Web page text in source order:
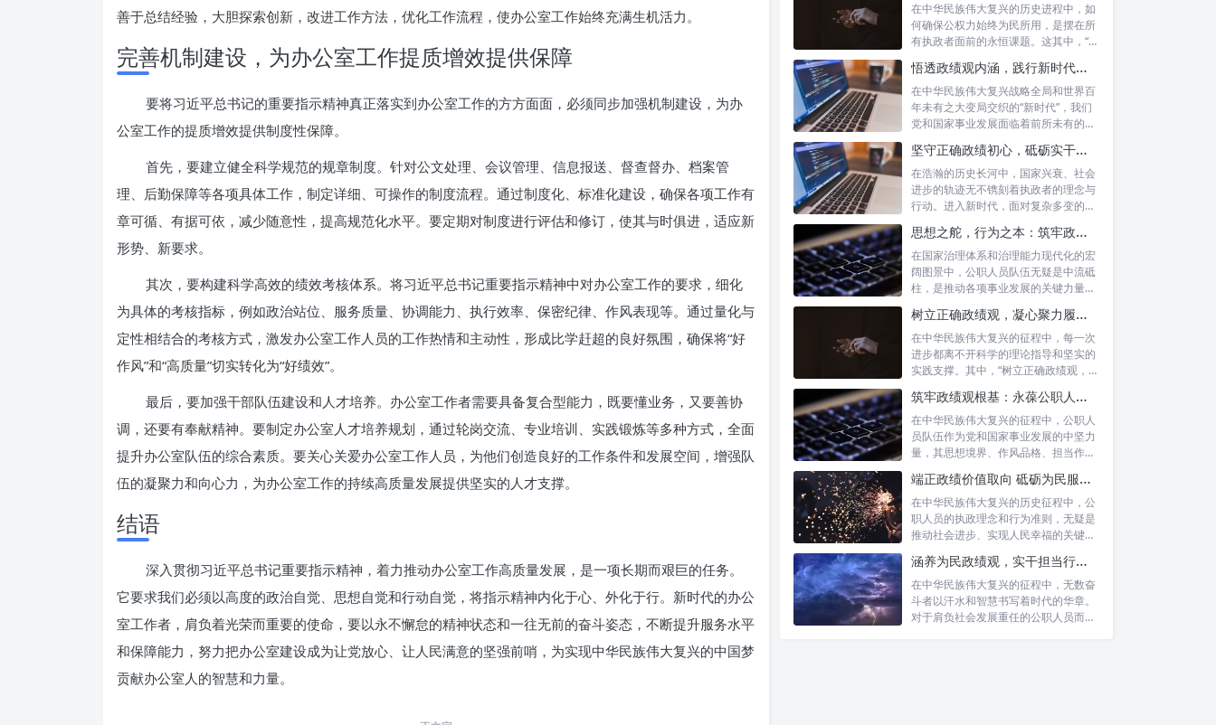
善于总结经验，大胆探索创新，改进工作方法，优化工作流程，使办公室工作始终充满生机活力。
完善机制建设，为办公室工作提质增效提供保障
要将习近平总书记的重要指示精神真正落实到办公室工作的方方面面，必须同步加强机制建设，为办
公室工作的提质增效提供制度性保障。
首先，要建立健全科学规范的规章制度。针对公文处理、会议管理、信息报送、督查督办、档案管
理、后勤保障等各项具体工作，制定详细、可操作的制度流程。通过制度化、标准化建设，确保各项工作有
章可循、有据可依，减少随意性，提高规范化水平。要定期对制度进行评估和修订，使其与时俱进，适应新
形势、新要求。
其次，要构建科学高效的绩效考核体系。将习近平总书记重要指示精神中对办公室工作的要求，细化
为具体的考核指标，例如政治站位、服务质量、协调能力、执行效率、保密纪律、作风表现等。通过量化与
定性相结合的考核方式，激发办公室工作人员的工作热情和主动性，形成比学赶超的良好氛围，确保将“好
作风”和“高质量”切实转化为“好绩效”。
最后，要加强干部队伍建设和人才培养。办公室工作者需要具备复合型能力，既要懂业务，又要善协
调，还要有奉献精神。要制定办公室人才培养规划，通过轮岗交流、专业培训、实践锻炼等多种方式，全面
提升办公室队伍的综合素质。要关心关爱办公室工作人员，为他们创造良好的工作条件和发展空间，增强队
伍的凝聚力和向心力，为办公室工作的持续高质量发展提供坚实的人才支撑。
结语
深入贯彻习近平总书记重要指示精神，着力推动办公室工作高质量发展，是一项长期而艰巨的任务。
它要求我们必须以高度的政治自觉、思想自觉和行动自觉，将指示精神内化于心、外化于行。新时代的办公
室工作者，肩负着光荣而重要的使命，要以永不懈怠的精神状态和一往无前的奋斗姿态，不断提升服务水平
和保障能力，努力把办公室建设成为让党放心、让人民满意的坚强前哨，为实现中华民族伟大复兴的中国梦
贡献办公室人的智慧和力量。
在中华民族伟大复兴的历史进程中，如
何确保公权力始终为民所用，是摆在所
有执政者面前的永恒课题。这其中，“坚
悟透政绩观内涵，践行新时代使命：书写高质量发展的时代答卷
在中华民族伟大复兴战略全局和世界百
年未有之大变局交织的“新时代”，我们
党和国家事业发展面临着前所未有的机
坚守正确政绩初心，砥砺实干担当精神：新时代高质量发展的核心引擎
在浩瀚的历史长河中，国家兴衰、社会
进步的轨迹无不镌刻着执政者的理念与
行动。进入新时代，面对复杂多变的国
思想之舵，行为之本：筑牢政绩观根基，永葆公职人员本色
在国家治理体系和治理能力现代化的宏
阔图景中，公职人员队伍无疑是中流砥
柱，是推动各项事业发展的关键力量。
树立正确政绩观，凝心聚力履职尽责：新时代下的治理智慧与实践路径
在中华民族伟大复兴的征程中，每一次
进步都离不开科学的理论指导和坚实的
实践支撑。其中，“树立正确政绩观，凝
筑牢政绩观根基：永葆公职人员本色的时代考量与实践路径
在中华民族伟大复兴的征程中，公职人
员队伍作为党和国家事业发展的中坚力
量，其思想境界、作风品格、担当作为
端正政绩价值取向 砥砺为民服务初心：新时代公仆的责任与担当
在中华民族伟大复兴的历史征程中，公
职人员的执政理念和行为准则，无疑是
推动社会进步、实现人民幸福的关键所
涵养为民政绩观，实干担当行稳致远：新时代公仆的价值坐标与实践航向
在中华民族伟大复兴的征程中，无数奋
斗者以汗水和智慧书写着时代的华章。
对于肩负社会发展重任的公职人员而